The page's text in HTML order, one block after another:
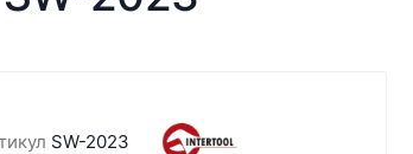
SW-2023